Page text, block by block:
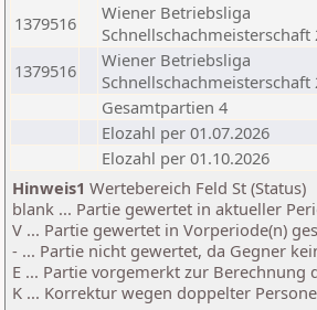
1379516
Wiener Betriebsliga
Schnellschachmeisterschaft
1379516
Wiener Betriebsliga
Schnellschachmeisterschaft
Gesamtpartien 4
Elozahl per 01.07.2026
Elozahl per 01.10.2026
Hinweis1 Wertebereich Feld St (Status)
blank ... Partie gewertet in aktueller
V ... Partie gewertet in Vorperiode(n)
- ... Partie nicht gewertet, da Gegner
E ... Partie vorgemerkt zur
K ... Korrektur wegen doppelter